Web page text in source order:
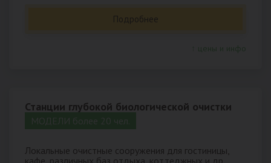
Подробнее
Станции глубокой биологической очистки
Локальные очистные сооружения для гостиницы,